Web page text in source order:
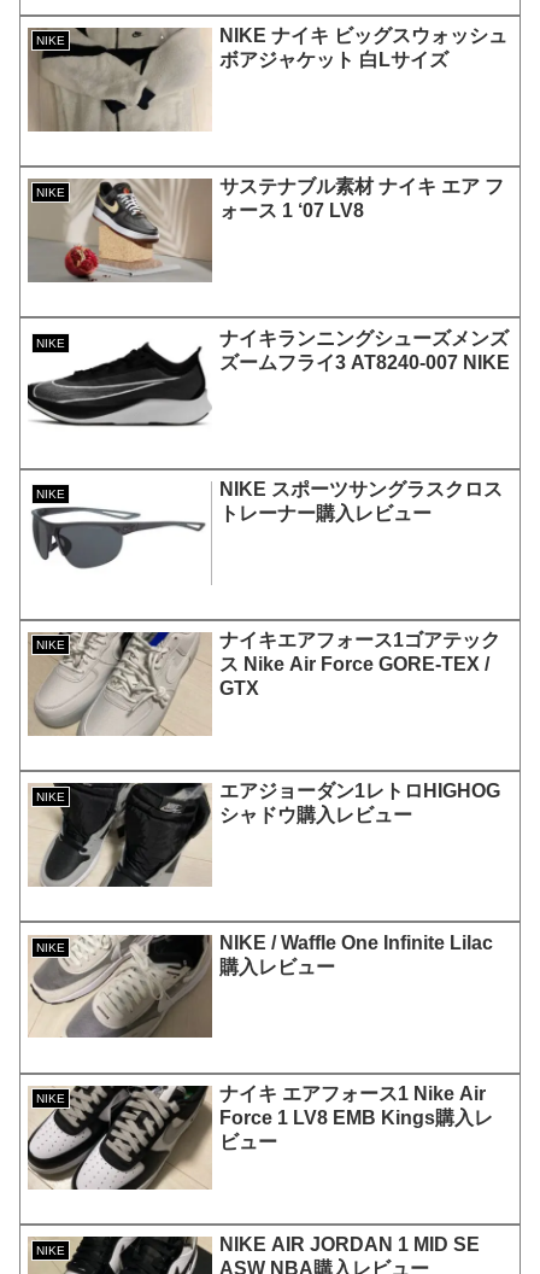
NIKE
NIKE ナイキ ビッグスウォッシュ
ボアジャケット 白Lサイズ
NIKE
サステナブル素材 ナイキ エア フ
ォース 1 ‘07 LV8
NIKE
ナイキランニングシューズメンズ
ズームフライ3 AT8240-007 NIKE
NIKE
NIKE スポーツサングラスクロス
トレーナー購入レビュー
NIKE
ナイキエアフォース1ゴアテック
ス Nike Air Force GORE-TEX /
GTX
NIKE
エアジョーダン1レトロHIGHOG
シャドウ購入レビュー
NIKE
NIKE / Waffle One Infinite Lilac
購入レビュー
NIKE
ナイキ エアフォース1 Nike Air
Force 1 LV8 EMB Kings購入レ
ビュー
NIKE
NIKE AIR JORDAN 1 MID SE
ASW NBA購入レビュー